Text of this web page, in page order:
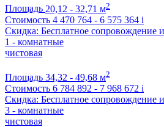
Площадь 20,12 - 32,71 м2
Стоимость 4 470 764 - 6 575 364 i
Скидка: Бесплатное сопровождение
1 - комнатные
чистовая
Площадь 34,32 - 49,68 м2
Стоимость 6 784 892 - 7 968 672 i
Скидка: Бесплатное сопровождение
3 - комнатные
чистовая